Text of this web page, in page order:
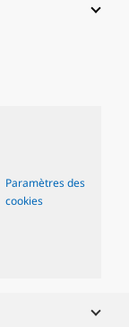
Paramètres des
cookies